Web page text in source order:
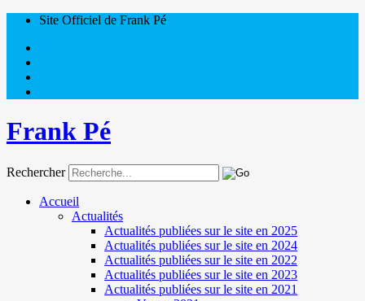
Site Officiel de Frank Pé
Frank Pé
Rechercher
Accueil
Actualités
Actualités publiées sur le site en 2025
Actualités publiées sur le site en 2024
Actualités publiées sur le site en 2022
Actualités publiées sur le site en 2023
Actualités publiées sur le site en 2021